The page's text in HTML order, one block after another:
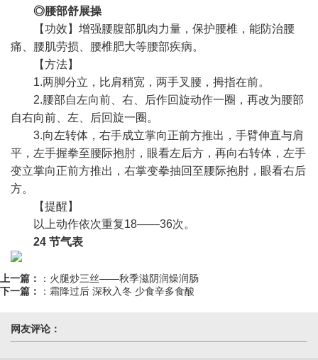
◎腰部舒展操
【功效】增强腰腹部肌肉力量，保护腰椎，能防治腰
痛、腰肌劳损、腰椎肥大等腰部疾病。
【方法】
1.两脚分立，比肩稍宽，两手叉腰，拇指在前。
2.腰部自左向前、右、后作回旋动作一圈，再改为腰部
自右向前、左、后回旋一圈。
3.向左转体，右手成立掌向正前方推出，手臂伸直与肩
平，左手握拳至腰际抱肘，眼看左后方，再向右转体，左手
变立掌向正前方推出，右掌变拳抽回至腰际抱肘，眼看右后
方。
【提醒】
以上动作依次重复18——36次。
24 节气表
上一篇： ： 火腿炒三丝——秋季滋阴润燥润肠
下一篇：
： 霜降过后 深秋入冬 少食辛多食酸
网友评论：